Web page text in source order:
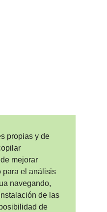
propias y de
mejorar
para el análisis
navegando,
de las
de